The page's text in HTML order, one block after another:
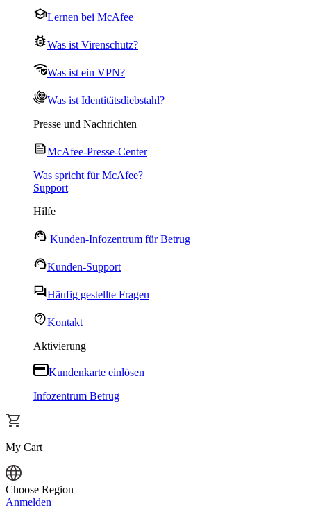
Lernen bei McAfee
Was ist Virenschutz?
Was ist ein VPN?
Was ist Identitätsdiebstahl?
Presse und Nachrichten
McAfee-Presse-Center
Was spricht für McAfee?
Support
Hilfe
Kunden-Infozentrum für Betrug
Kunden-Support
Häufig gestellte Fragen
Kontakt
Aktivierung
Kundenkarte einlösen
Infozentrum Betrug
My Cart
Choose Region
Anmelden